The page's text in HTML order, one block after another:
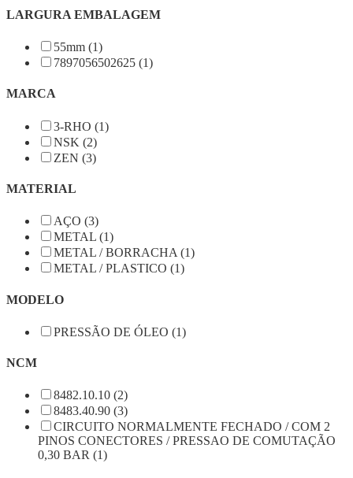
LARGURA EMBALAGEM
55mm (1)
7897056502625 (1)
MARCA
3-RHO (1)
NSK (2)
ZEN (3)
MATERIAL
AÇO (3)
METAL (1)
METAL / BORRACHA (1)
METAL / PLASTICO (1)
MODELO
PRESSÃO DE ÓLEO (1)
NCM
8482.10.10 (2)
8483.40.90 (3)
CIRCUITO NORMALMENTE FECHADO / COM 2
PINOS CONECTORES / PRESSAO DE COMUTAÇÃO
0,30 BAR (1)